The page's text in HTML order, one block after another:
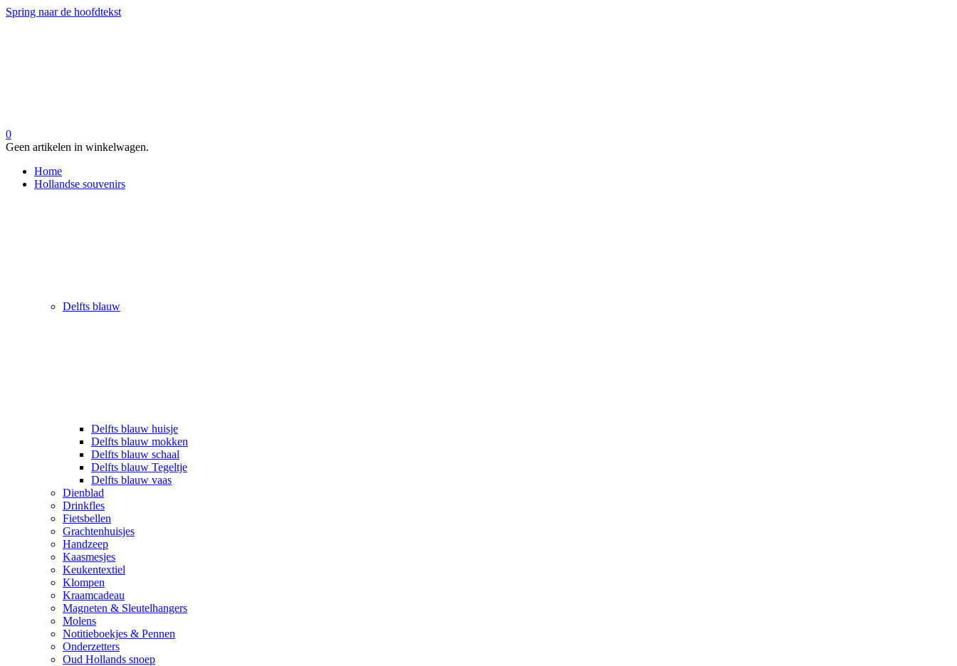
Spring naar de hoofdtekst
0
Geen artikelen in winkelwagen.
Home
Hollandse souvenirs
Delfts blauw
Delfts blauw huisje
Delfts blauw mokken
Delfts blauw schaal
Delfts blauw Tegeltje
Delfts blauw vaas
Dienblad
Drinkfles
Fietsbellen
Grachtenhuisjes
Handzeep
Kaasmesjes
Keukentextiel
Klompen
Kraamcadeau
Magneten & Sleutelhangers
Molens
Notitieboekjes & Pennen
Onderzetters
Oud Hollands snoep